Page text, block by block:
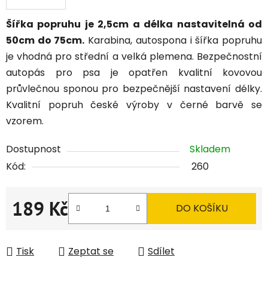
Šířka popruhu je 2,5cm a délka nastavitelná od
50cm do 75cm. Karabina, autospona i šířka popruhu
je vhodná pro střední a velká plemena. Bezpečnostní
autopás pro psa je opatřen kvalitní kovovou
průvlečnou sponou pro bezpečnější nastavení délky.
Kvalitní popruh české výroby v černé barvě se
vzorem.
Dostupnost
Skladem
Kód:
260
189 Kč
Měrná cena:
DO KOŠÍKU
Tisk Zeptat se Sdílet